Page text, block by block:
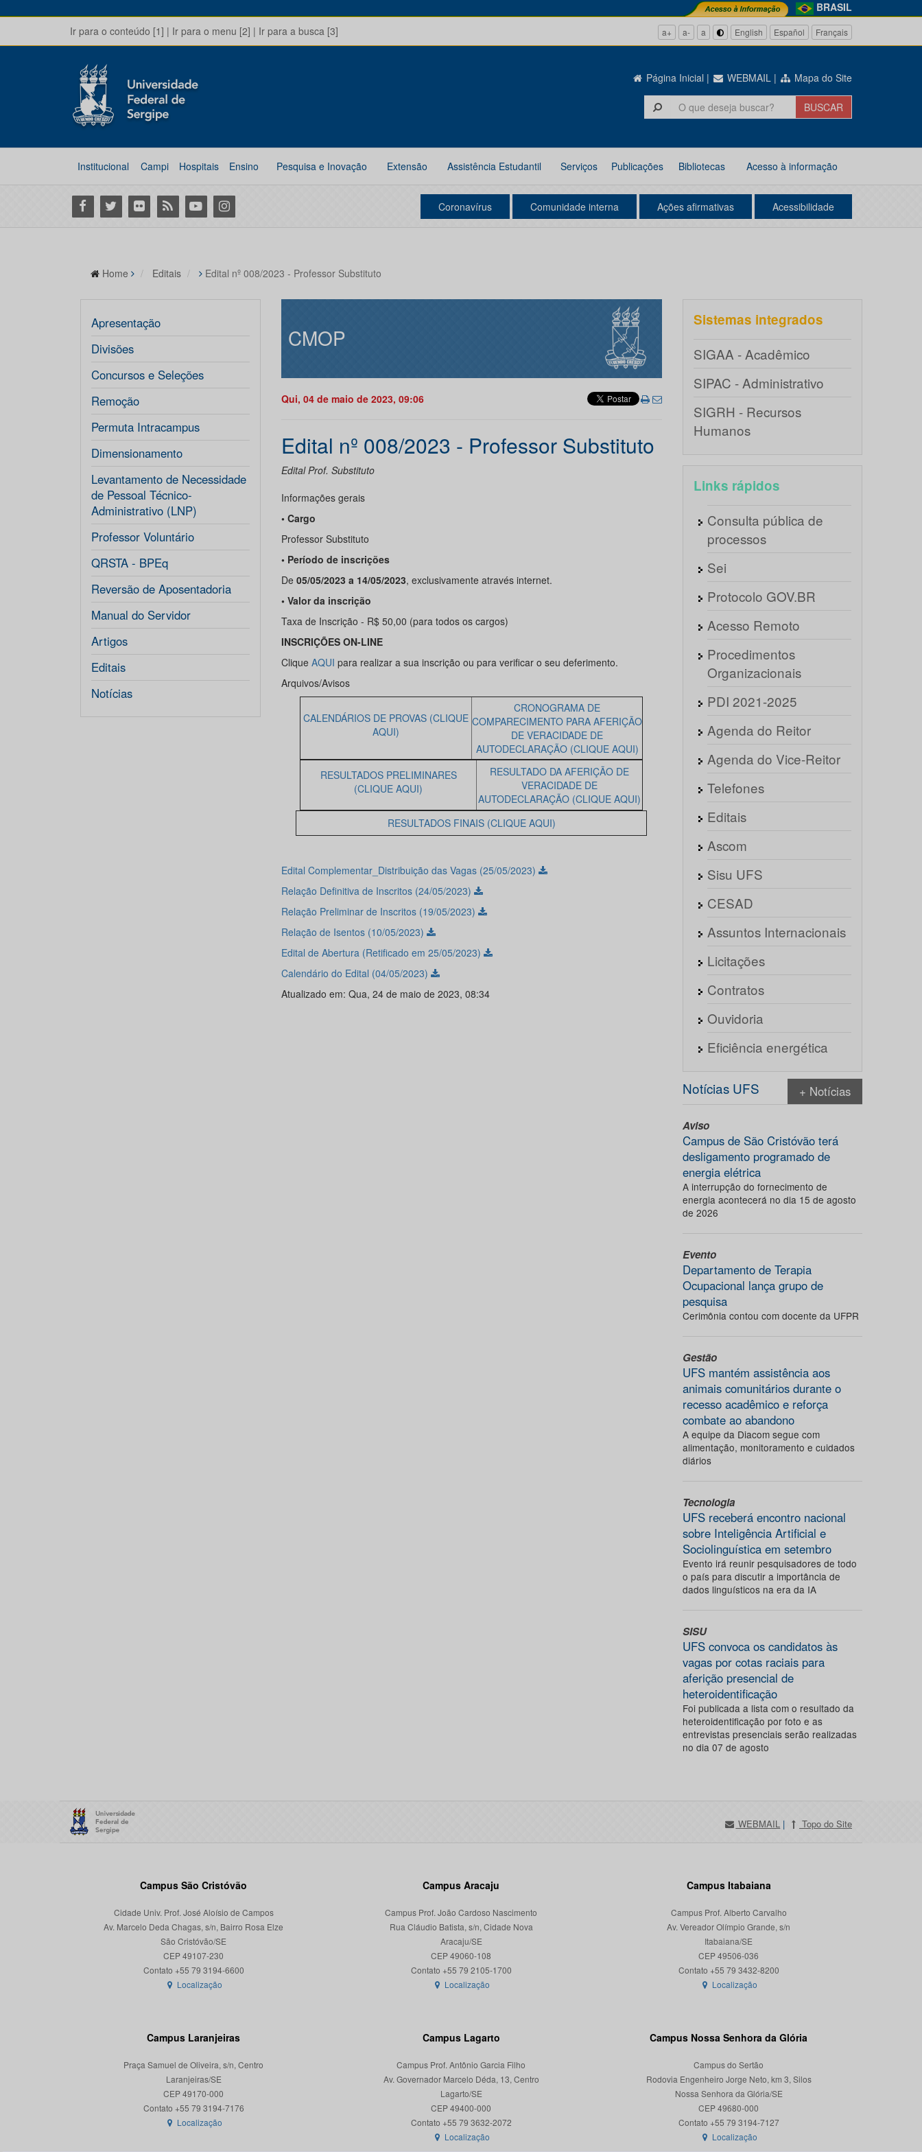
BRASIL
Ir para o conteúdo [1] | Ir para o menu [2] | Ir para a busca [3] a+ a- a English Español Français
Página Inicial | WEBMAIL | Mapa do Site
Institucional Campi Hospitais Ensino Pesquisa e Inovação Extensão Assistência Estudantil Serviços Publicações Bibliotecas Acesso à informação
Facebook
Twitter Flickr RSS YoutubeInstagram Coronavírus Comunidade interna Ações afirmativas Acessibilidade
Home Editais Edital nº 008/2023 - Professor Substituto
Apresentação
Divisões
Concursos e Seleções
Remoção
Permuta Intracampus
Dimensionamento
Levantamento de Necessidade
de Pessoal Técnico-
Administrativo (LNP)
Professor Voluntário
QRSTA - BPEq
Reversão de Aposentadoria
Manual do Servidor
Artigos
Editais
Notícias
CMOP
Qui, 04 de maio de 2023, 09:06
Edital nº 008/2023 - Professor Substituto
Edital Prof. Substituto
Informações gerais
• Cargo
Professor Substituto
• Período de inscrições
De 05/05/2023 a 14/05/2023, exclusivamente através internet.
• Valor da inscrição
Taxa de Inscrição - R$ 50,00 (para todos os cargos)
INSCRIÇÕES ON-LINE
Clique AQUI para realizar a sua inscrição ou para verificar o seu deferimento.
Arquivos/Avisos
CALENDÁRIOS DE PROVAS (CLIQUE
AQUI)
CRONOGRAMA DE
COMPARECIMENTO PARA AFERIÇÃO
DE VERACIDADE DE
AUTODECLARAÇÃO (CLIQUE AQUI)
RESULTADOS PRELIMINARES
(CLIQUE AQUI)
RESULTADO DA AFERIÇÃO DE
VERACIDADE DE
AUTODECLARAÇÃO (CLIQUE AQUI)
RESULTADOS FINAIS (CLIQUE AQUI)
Edital Complementar_Distribuição das Vagas (25/05/2023)
Relação Definitiva de Inscritos (24/05/2023)
Relação Preliminar de Inscritos (19/05/2023)
Relação de Isentos (10/05/2023)
Edital de Abertura (Retificado em 25/05/2023)
Calendário do Edital (04/05/2023)
Atualizado em: Qua, 24 de maio de 2023, 08:34
Sistemas integrados
SIGAA - Acadêmico
SIPAC - Administrativo
SIGRH - Recursos
Humanos
Links rápidos
Consulta pública de
processos
Sei
Protocolo GOV.BR
Acesso Remoto
Procedimentos
Organizacionais
PDI 2021-2025
Agenda do Reitor
Agenda do Vice-Reitor
Telefones
Editais
Ascom
Sisu UFS
CESAD
Assuntos Internacionais
Licitações
Contratos
Ouvidoria
Eficiência energética
Notícias UFS + Notícias
Aviso
Campus de São Cristóvão terá
desligamento programado de
energia elétrica
A interrupção do fornecimento de
energia acontecerá no dia 15 de agosto
de 2026
Evento
Departamento de Terapia
Ocupacional lança grupo de
pesquisa
Cerimônia contou com docente da UFPR
Gestão
UFS mantém assistência aos
animais comunitários durante o
recesso acadêmico e reforça
combate ao abandono
A equipe da Diacom segue com
alimentação, monitoramento e cuidados
diários
Tecnologia
UFS receberá encontro nacional
sobre Inteligência Artificial e
Sociolinguística em setembro
Evento irá reunir pesquisadores de todo
o país para discutir a importância de
dados linguísticos na era da IA
SISU
UFS convoca os candidatos às
vagas por cotas raciais para
aferição presencial de
heteroidentificação
Foi publicada a lista com o resultado da
heteroidentificação por foto e as
entrevistas presenciais serão realizadas
no dia 07 de agosto
WEBMAIL | Topo do Site
Campus São Cristóvão
Cidade Univ. Prof. José Aloísio de Campos
Av. Marcelo Deda Chagas, s/n, Bairro Rosa Elze
São Cristóvão/SE
CEP 49107-230
Localização
Campus Aracaju
Campus Prof. João Cardoso Nascimento
Rua Cláudio Batista, s/n, Cidade Nova
Aracaju/SE
CEP 49060-108
Localização
Campus Itabaiana
Campus Prof. Alberto Carvalho
Av. Vereador Olímpio Grande, s/n
Itabaiana/SE
CEP 49506-036
Localização
Campus Laranjeiras
Praça Samuel de Oliveira, s/n, Centro
Laranjeiras/SE
CEP 49170-000
Localização
Campus Lagarto
Campus Prof. Antônio Garcia Filho
Av. Governador Marcelo Déda, 13, Centro
Lagarto/SE
CEP 49400-000
Localização
Campus Nossa Senhora da Glória
Campus do Sertão
Rodovia Engenheiro Jorge Neto, km 3, Silos
Nossa Senhora da Glória/SE
CEP 49680-000
Contato +55 79 3194-7127
Localização